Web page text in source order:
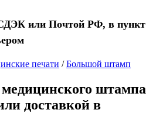
или Почтой РФ, в пункт
печати /Большой штамп
штампа
доставкой в